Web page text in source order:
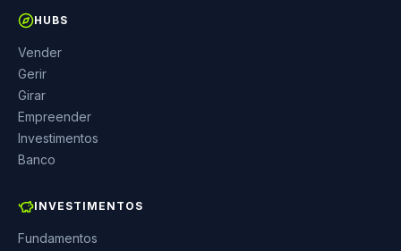
HUBS
Vender
Gerir
Girar
Empreender
Investimentos
Banco
INVESTIMENTOS
Fundamentos